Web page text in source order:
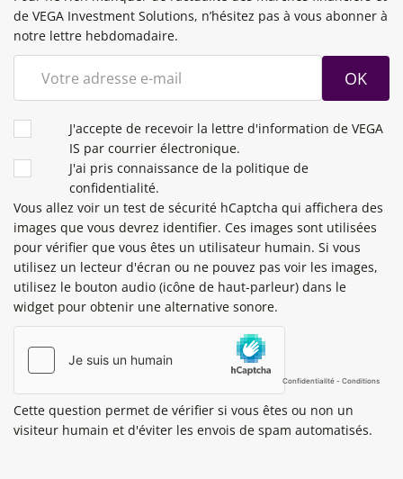
de VEGA Investment Solutions, n’hésitez pas à vous abonner à
notre lettre hebdomadaire.
OK
CONDITIONS
J'accepte de recevoir la lettre d'information de VEGA
IS par courrier électronique.
J'ai pris connaissance de la politique de
confidentialité.
Vous allez voir un test de sécurité hCaptcha qui affichera des
images que vous devrez identifier. Ces images sont utilisées
pour vérifier que vous êtes un utilisateur humain. Si vous
utilisez un lecteur d'écran ou ne pouvez pas voir les images,
utilisez le bouton audio (icône de haut-parleur) dans le
widget pour obtenir une alternative sonore.
Cette question permet de vérifier si vous êtes ou non un
visiteur humain et d'éviter les envois de spam automatisés.